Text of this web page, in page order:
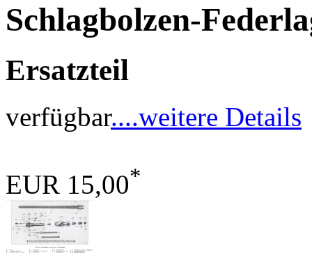
Schlagbolzen-
Ersatzteil
verfügbar....weitere Details
EUR 15,00*